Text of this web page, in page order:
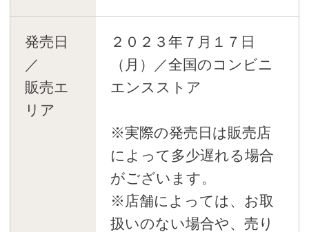
発売日
／
販売エ
リア
２０２３年７月１７日
（月）／全国のコンビニ
エンスストア
※実際の発売日は販売店
によって多少遅れる場合
がございます。
※店舗によっては、お取
扱いのない場合や、売り